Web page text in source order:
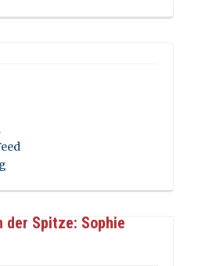
der Spitze: Sophie